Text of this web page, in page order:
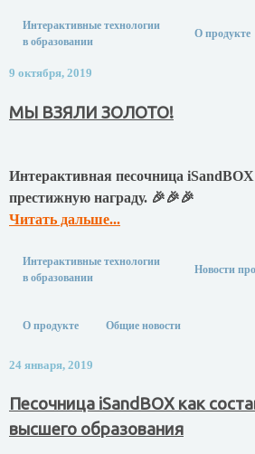
Интерактивные технологии
в образовании
О продукте
9 октября, 2019
МЫ ВЗЯЛИ ЗОЛОТО!
Интерактивная песочница
престижную награду. 🎉🎉🎉
Читать дальше...
Интерактивные технологии
в образовании
Новости
О продукте Общие новости
24 января, 2019
Песочница iSandBOX как
высшего образования